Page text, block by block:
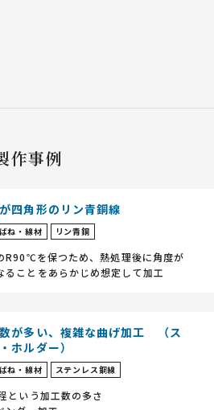
作事例
四角形のリン青銅線
ね・線材 リン青銅
R90℃を保つため、熱処理後に角度が
ることをあらかじめ想定して加工
が多い、複雑な曲げ加工 （ス
ホルダー）
ね・線材 ステンレス鋼線
という加工数の多さ